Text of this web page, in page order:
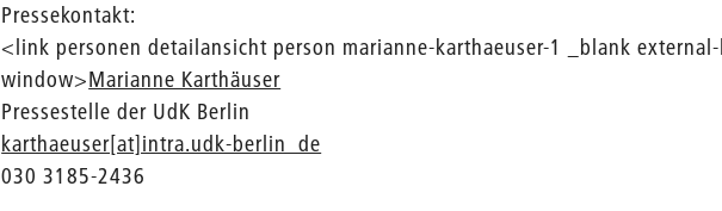
Pressekontakt:
<link personen detailansicht person marianne-karthaeuser-1 _blank
window>Marianne Karthäuser
Pressestelle der UdK Berlin
karthaeuser[at]intra.udk-berlin_de
030 3185-2436